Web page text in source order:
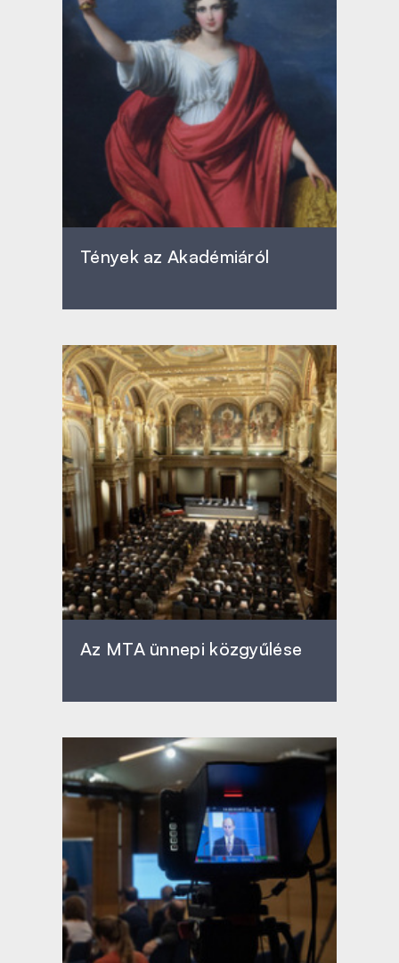
Tények az Akadémiáról
Az MTA ünnepi közgyűlése